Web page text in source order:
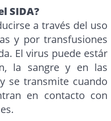
SIDA?
a través del uso
y por transfusiones
El virus puede estár
la sangre y en las
se transmite cuando
en contacto con